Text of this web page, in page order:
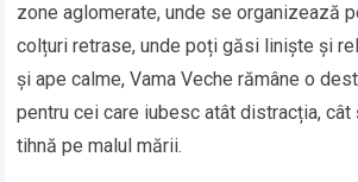
zone aglomerate, unde se organizează
colțuri retrase, unde poți găsi liniște și
și ape calme, Vama Veche rămâne o
pentru cei care iubesc atât distracția,
tihnă pe malul mării.